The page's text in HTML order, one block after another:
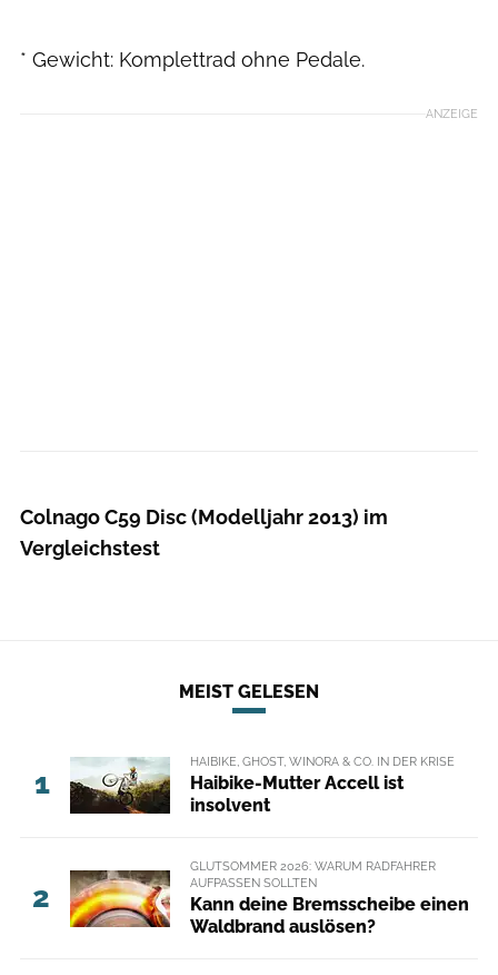
* Gewicht: Komplettrad ohne Pedale.
ANZEIGE
Colnago C59 Disc (Modelljahr 2013) im
Vergleichstest
MEIST GELESEN
1
HAIBIKE, GHOST, WINORA & CO. IN DER KRISE
Haibike-Mutter Accell ist
insolvent
2
GLUTSOMMER 2026: WARUM RADFAHRER
AUFPASSEN SOLLTEN
Kann deine Bremsscheibe einen
Waldbrand auslösen?